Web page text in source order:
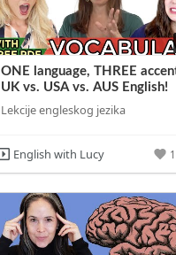
ONE language, THREE
UK vs. USA vs. AUS English!
Lekcije engleskog jezika
English with Lucy